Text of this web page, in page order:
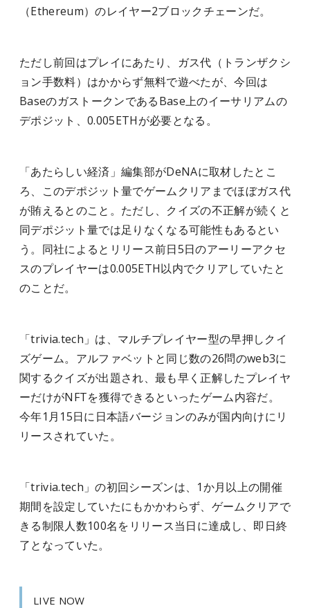
（Ethereum）のレイヤー2ブロックチェーンだ。
ただし前回はプレイにあたり、ガス代（トランザクシ
ョン手数料）はかからず無料で遊べたが、今回は
BaseのガストークンであるBase上のイーサリアムの
デポジット、0.005ETHが必要となる。
「あたらしい経済」編集部がDeNAに取材したとこ
ろ、このデポジット量でゲームクリアまでほぼガス代
が賄えるとのこと。ただし、クイズの不正解が続くと
同デポジット量では足りなくなる可能性もあるとい
う。同社によるとリリース前日5日のアーリーアクセ
スのプレイヤーは0.005ETH以内でクリアしていたと
のことだ。
「trivia.tech」は、マルチプレイヤー型の早押しクイ
ズゲーム。アルファベットと同じ数の26問のweb3に
関するクイズが出題され、最も早く正解したプレイヤ
ーだけがNFTを獲得できるといったゲーム内容だ。
今年1月15日に日本語バージョンのみが国内向けにリ
リースされていた。
「trivia.tech」の初回シーズンは、1か月以上の開催
期間を設定していたにもかかわらず、ゲームクリアで
きる制限人数100名をリリース当日に達成し、即日終
了となっていた。
LIVE NOW